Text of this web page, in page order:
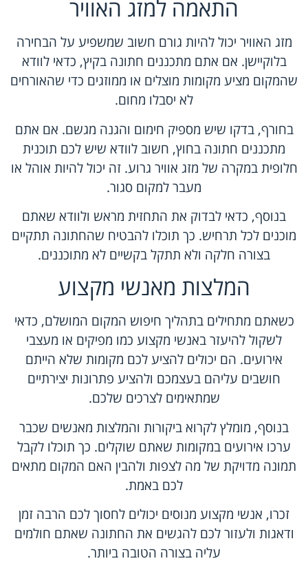
התאמה למזג האוויר
מזג האוויר יכול להיות גורם חשוב שמשפיע על הבחירה
בלוקיישן. אם אתם מתכננים חתונה בקיץ, כדאי לוודא
שהמקום מציע מקומות מוצלים או ממוזגים כדי שהאורחים
לא יסבלו מחום.
בחורף, בדקו שיש מספיק חימום והגנה מגשם. אם אתם
מתכננים חתונה בחוץ, חשוב לוודא שיש לכם תוכנית
חלופית במקרה של מזג אוויר גרוע. זה יכול להיות אוהל או
מעבר למקום סגור.
בנוסף, כדאי לבדוק את התחזית מראש ולוודא שאתם
מוכנים לכל תרחיש. כך תוכלו להבטיח שהחתונה תתקיים
בצורה חלקה ולא תתקל בקשיים לא מתוכננים.
המלצות מאנשי מקצוע
כשאתם מתחילים בתהליך חיפוש המקום המושלם, כדאי
לשקול להיעזר באנשי מקצוע כמו מפיקים או מעצבי
אירועים. הם יכולים להציע לכם מקומות שלא הייתם
חושבים עליהם בעצמכם ולהציע פתרונות יצירתיים
שמתאימים לצרכים שלכם.
בנוסף, מומלץ לקרוא ביקורות והמלצות מאנשים שכבר
ערכו אירועים במקומות שאתם שוקלים. כך תוכלו לקבל
תמונה מדויקת של מה לצפות ולהבין האם המקום מתאים
לכם באמת.
זכרו, אנשי מקצוע מנוסים יכולים לחסוך לכם הרבה זמן
ודאגות ולעזור לכם להגשים את החתונה שאתם חולמים
עליה בצורה הטובה ביותר.